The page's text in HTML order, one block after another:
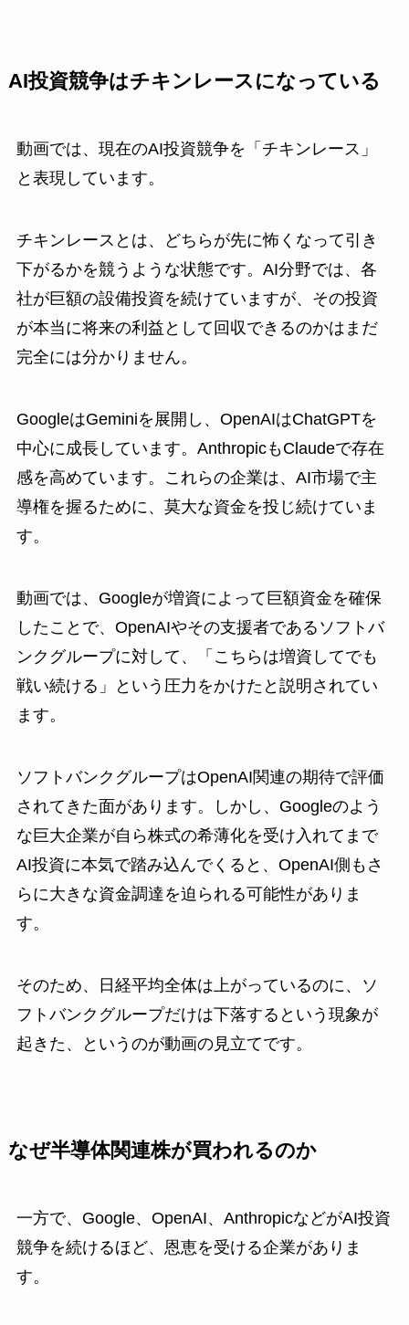
AI投資競争はチキンレースになっている
動画では、現在のAI投資競争を「チキンレース」
と表現しています。
チキンレースとは、どちらが先に怖くなって引き
下がるかを競うような状態です。AI分野では、各
社が巨額の設備投資を続けていますが、その投資
が本当に将来の利益として回収できるのかはまだ
完全には分かりません。
GoogleはGeminiを展開し、OpenAIはChatGPTを
中心に成長しています。AnthropicもClaudeで存在
感を高めています。これらの企業は、AI市場で主
導権を握るために、莫大な資金を投じ続けていま
す。
動画では、Googleが増資によって巨額資金を確保
したことで、OpenAIやその支援者であるソフトバ
ンクグループに対して、「こちらは増資してでも
戦い続ける」という圧力をかけたと説明されてい
ます。
ソフトバンクグループはOpenAI関連の期待で評価
されてきた面があります。しかし、Googleのよう
な巨大企業が自ら株式の希薄化を受け入れてまで
AI投資に本気で踏み込んでくると、OpenAI側もさ
らに大きな資金調達を迫られる可能性がありま
す。
そのため、日経平均全体は上がっているのに、ソ
フトバンクグループだけは下落するという現象が
起きた、というのが動画の見立てです。
なぜ半導体関連株が買われるのか
一方で、Google、OpenAI、AnthropicなどがAI投資
競争を続けるほど、恩恵を受ける企業がありま
す。